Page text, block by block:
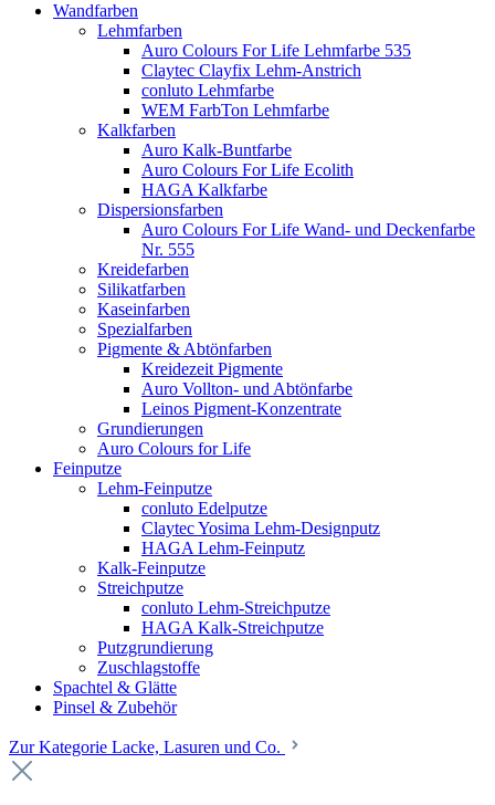
Wandfarben
Lehmfarben
Auro Colours For Life Lehmfarbe 535
Claytec Clayfix Lehm-Anstrich
conluto Lehmfarbe
WEM FarbTon Lehmfarbe
Kalkfarben
Auro Kalk-Buntfarbe
Auro Colours For Life Ecolith
HAGA Kalkfarbe
Dispersionsfarben
Auro Colours For Life Wand- und Deckenfarbe
Nr. 555
Kreidefarben
Silikatfarben
Kaseinfarben
Spezialfarben
Pigmente & Abtönfarben
Kreidezeit Pigmente
Auro Vollton- und Abtönfarbe
Leinos Pigment-Konzentrate
Grundierungen
Auro Colours for Life
Feinputze
Lehm-Feinputze
conluto Edelputze
Claytec Yosima Lehm-Designputz
HAGA Lehm-Feinputz
Kalk-Feinputze
Streichputze
conluto Lehm-Streichputze
HAGA Kalk-Streichputze
Putzgrundierung
Zuschlagstoffe
Spachtel & Glätte
Pinsel & Zubehör
Zur Kategorie Lacke, Lasuren und Co.